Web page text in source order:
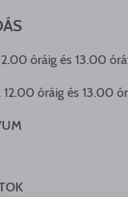
óráig és 13.00
óráig és 13.00